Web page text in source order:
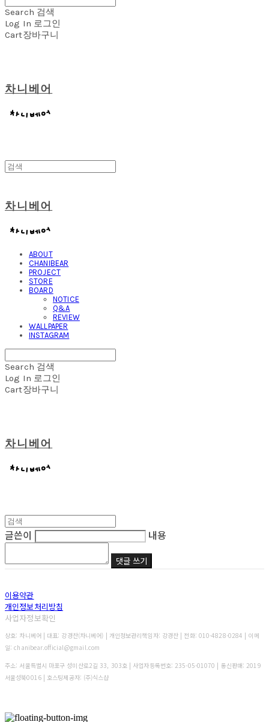
Search 검색
Log In 로그인
Cart장바구니
차니베어
차니베어
ABOUT
CHANIBEAR
PROJECT
STORE
BOARD
NOTICE
Q&A
REVIEW
WALLPAPER
INSTAGRAM
Search 검색
Log In 로그인
Cart장바구니
차니베어
글쓴이 내용
댓글 쓰기
이용약관
개인정보처리방침
사업자정보확인
상호: 차니베어 | 대표: 강경찬(차니베어) | 개인정보관리책임자: 강경찬 | 전화: 010-4828-0284 | 이메
일: chanibear.official@gmail.com
주소: 서울특별시 마포구 성미산로2길 33, 303호 | 사업자등록번호:235-05-01070 | 통신판매:2019
서울성북0016| 호스팅제공자: (주)식스샵